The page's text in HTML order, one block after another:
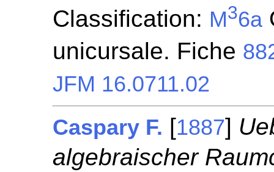
Classification: M36a
unicursale. Fiche
JFM 16.0711.02
Caspary F. [1887]
algebraischer